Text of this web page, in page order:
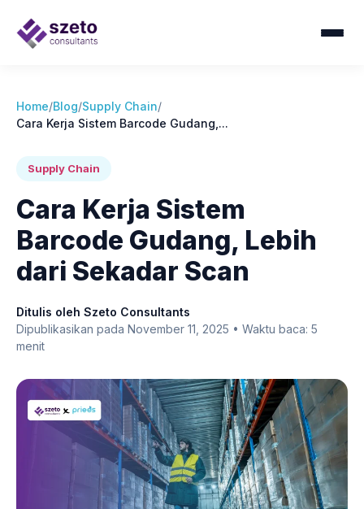
Home/Blog/Supply Chain/
Cara Kerja Sistem Barcode Gudang,...
Supply Chain
Cara Kerja Sistem
Barcode Gudang, Lebih
dari Sekadar Scan
Ditulis oleh Szeto Consultants
Dipublikasikan pada November 11, 2025 • Waktu baca: 5
menit